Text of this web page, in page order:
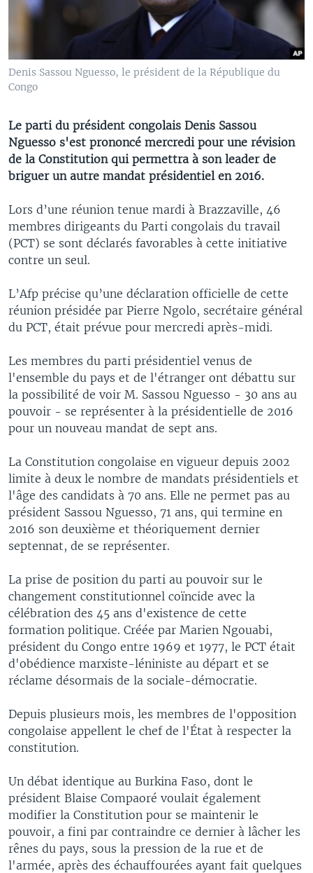
Denis Sassou Nguesso, le président de la République du
Congo
Le parti du président congolais Denis Sassou
Nguesso s'est prononcé mercredi pour une révision
de la Constitution qui permettra à son leader de
briguer un autre mandat présidentiel en 2016.
Lors d’une réunion tenue mardi à Brazzaville, 46
membres dirigeants du Parti congolais du travail
(PCT) se sont déclarés favorables à cette initiative
contre un seul.
L’Afp précise qu’une déclaration officielle de cette
réunion présidée par Pierre Ngolo, secrétaire général
du PCT, était prévue pour mercredi après-midi.
Les membres du parti présidentiel venus de
l'ensemble du pays et de l'étranger ont débattu sur
la possibilité de voir M. Sassou Nguesso - 30 ans au
pouvoir - se représenter à la présidentielle de 2016
pour un nouveau mandat de sept ans.
La Constitution congolaise en vigueur depuis 2002
limite à deux le nombre de mandats présidentiels et
l'âge des candidats à 70 ans. Elle ne permet pas au
président Sassou Nguesso, 71 ans, qui termine en
2016 son deuxième et théoriquement dernier
septennat, de se représenter.
La prise de position du parti au pouvoir sur le
changement constitutionnel coïncide avec la
célébration des 45 ans d'existence de cette
formation politique. Créée par Marien Ngouabi,
président du Congo entre 1969 et 1977, le PCT était
d'obédience marxiste-léniniste au départ et se
réclame désormais de la sociale-démocratie.
Depuis plusieurs mois, les membres de l'opposition
congolaise appellent le chef de l'État à respecter la
constitution.
Un débat identique au Burkina Faso, dont le
président Blaise Compaoré voulait également
modifier la Constitution pour se maintenir le
pouvoir, a fini par contraindre ce dernier à lâcher les
rênes du pays, sous la pression de la rue et de
l'armée, après des échauffourées ayant fait quelques